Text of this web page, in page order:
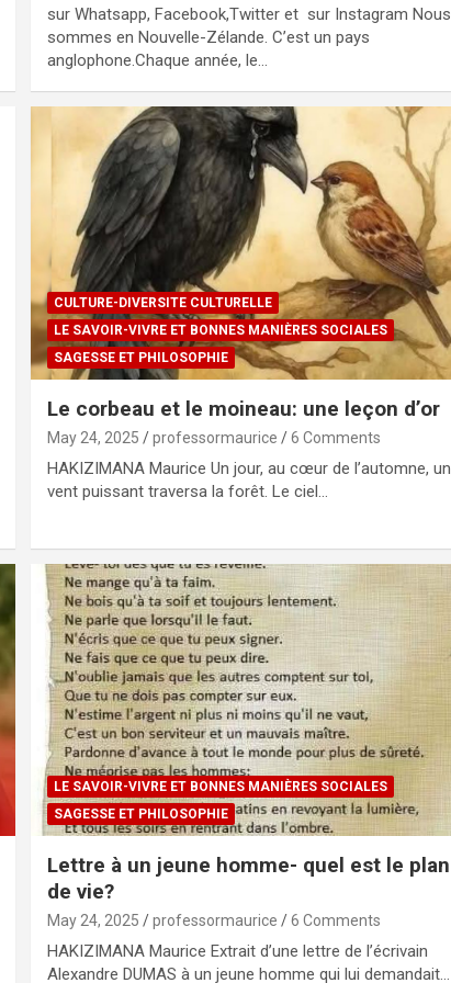
sur Whatsapp, Facebook,Twitter et sur Instagram Nous
sommes en Nouvelle-Zélande. C’est un pays
anglophone.Chaque année, le…
CULTURE-DIVERSITE CULTURELLE
LE SAVOIR-VIVRE ET BONNES MANIÈRES SOCIALES
SAGESSE ET PHILOSOPHIE
Le corbeau et le moineau: une leçon d’or
May 24, 2025 professormaurice 6 Comments
HAKIZIMANA Maurice Un jour, au cœur de l’automne, un
vent puissant traversa la forêt. Le ciel…
LE SAVOIR-VIVRE ET BONNES MANIÈRES SOCIALES
SAGESSE ET PHILOSOPHIE
Lettre à un jeune homme- quel est le plan
de vie?
May 24, 2025 professormaurice 6 Comments
HAKIZIMANA Maurice Extrait d’une lettre de l’écrivain
Alexandre DUMAS à un jeune homme qui lui demandait…